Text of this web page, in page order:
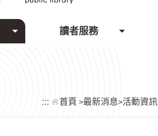
讀者服務
::: 首頁 >最新消息>活動資訊